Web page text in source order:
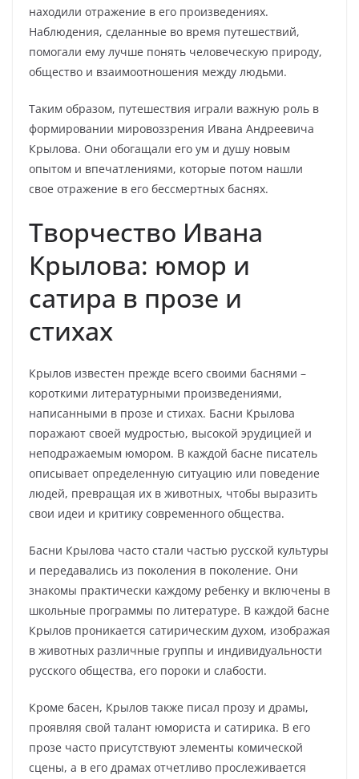
находили отражение в его произведениях.
Наблюдения, сделанные во время путешествий,
помогали ему лучше понять человеческую природу,
общество и взаимоотношения между людьми.
Таким образом, путешествия играли важную роль в
формировании мировоззрения Ивана Андреевича
Крылова. Они обогащали его ум и душу новым
опытом и впечатлениями, которые потом нашли
свое отражение в его бессмертных баснях.
Творчество Ивана
Крылова: юмор и
сатира в прозе и
стихах
Крылов известен прежде всего своими баснями –
короткими литературными произведениями,
написанными в прозе и стихах. Басни Крылова
поражают своей мудростью, высокой эрудицией и
неподражаемым юмором. В каждой басне писатель
описывает определенную ситуацию или поведение
людей, превращая их в животных, чтобы выразить
свои идеи и критику современного общества.
Басни Крылова часто стали частью русской культуры
и передавались из поколения в поколение. Они
знакомы практически каждому ребенку и включены в
школьные программы по литературе. В каждой басне
Крылов проникается сатирическим духом, изображая
в животных различные группы и индивидуальности
русского общества, его пороки и слабости.
Кроме басен, Крылов также писал прозу и драмы,
проявляя свой талант юмориста и сатирика. В его
прозе часто присутствуют элементы комической
сцены, а в его драмах отчетливо прослеживается